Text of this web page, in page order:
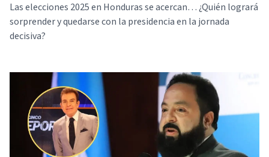
Las elecciones 2025 en Honduras se acercan… ¿Quién logrará
sorprender y quedarse con la presidencia en la jornada
decisiva?